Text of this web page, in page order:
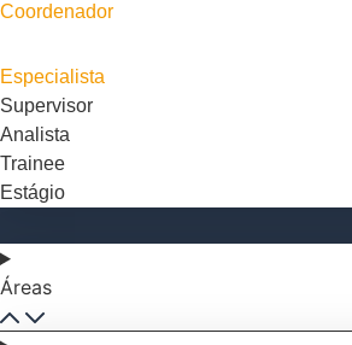
Coordenador
Especialista
Supervisor
Analista
Trainee
Estágio
Áreas